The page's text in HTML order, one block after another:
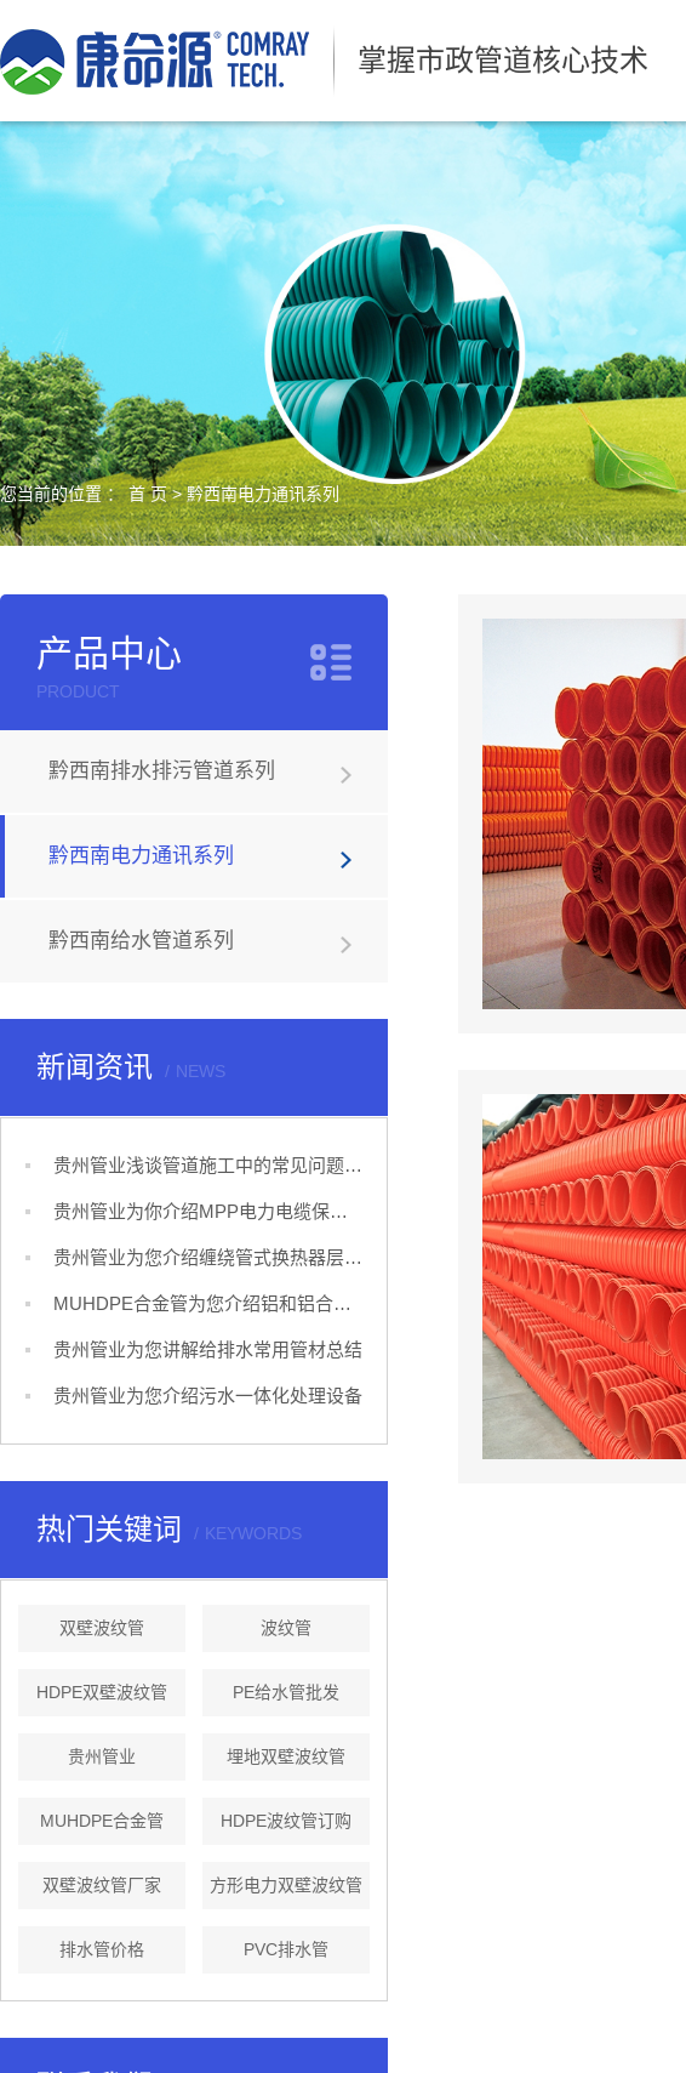
掌握市政管道核心技术
您当前的位置 ：首 页>黔西南电力通讯系列
产品中心
PRODUCT
黔西南排水排污管道系列
黔西南电力通讯系列
黔西南给水管道系列
新闻资讯 NEWS
贵州管业浅谈管道施工中的常见问题及解决措施！
贵州管业为你介绍MPP电力电缆保护管
贵州管业为您介绍缠绕管式换热器层间距及同层管间距的确定
MUHDPE合金管为您介绍铝和铝合金管焊接的特点和方法
贵州管业为您讲解给排水常用管材总结
贵州管业为您介绍污水一体化处理设备
热门关键词 KEYWORDS
双壁波纹管 波纹管
HDPE双壁波纹管 PE给水管批发
贵州管业 埋地双壁波纹管
MUHDPE合金管 HDPE波纹管订购
双壁波纹管厂家 方形电力双壁波纹管
排水管价格 PVC排水管